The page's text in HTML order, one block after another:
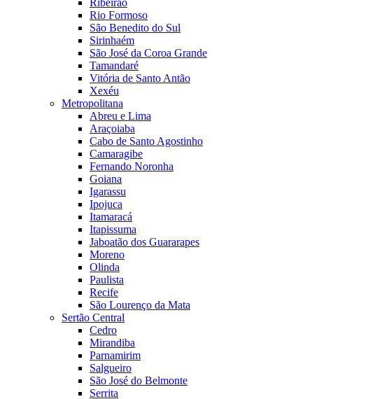
Ribeirão
Rio Formoso
São Benedito do Sul
Sirinhaém
São José da Coroa Grande
Tamandaré
Vitória de Santo Antão
Xexéu
Metropolitana
Abreu e Lima
Araçoiaba
Cabo de Santo Agostinho
Camaragibe
Fernando Noronha
Goiana
Igarassu
Ipojuca
Itamaracá
Itapissuma
Jaboatão dos Guararapes
Moreno
Olinda
Paulista
Recife
São Lourenço da Mata
Sertão Central
Cedro
Mirandiba
Parnamirim
Salgueiro
São José do Belmonte
Serrita